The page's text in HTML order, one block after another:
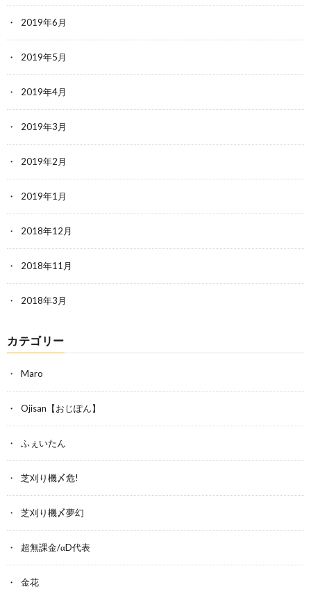
2019年6月
2019年5月
2019年4月
2019年3月
2019年2月
2019年1月
2018年12月
2018年11月
2018年3月
カテゴリー
Maro
Ojisan【おじぽん】
ふぇいたん
芝刈り機〆危!
芝刈り機〆夢幻
超無課金/αD代表
金花